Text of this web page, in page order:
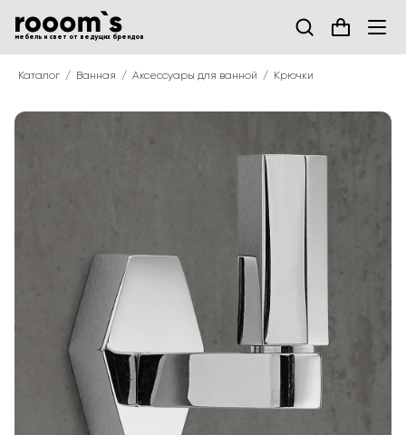
мебель и свет от ведущих брендов
Каталог Ванная Аксессуары для ванной Крючки